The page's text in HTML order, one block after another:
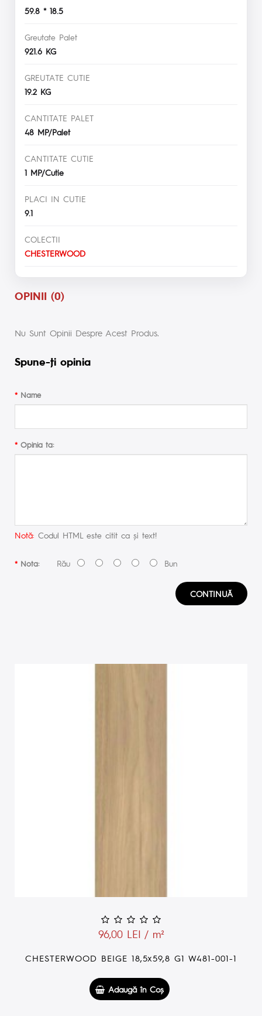
59.8 * 18.5
Greutate Palet
921.6 KG
GREUTATE CUTIE
19.2 KG
CANTITATE PALET
48 MP/Palet
CANTITATE CUTIE
1 MP/Cutie
PLACI IN CUTIE
9.1
COLECTII
CHESTERWOOD
OPINII (0)
Nu Sunt Opinii Despre Acest Produs.
Spune-ţi opinia
Name
Opinia ta:
Notă: Codul HTML este citit ca şi text!
Nota:Rău Bun
CONTINUĂ
96,00 LEI / m²
CHESTERWOOD BEIGE 18,5x59,8 G1 W481-001-1
Adaugă în Coş